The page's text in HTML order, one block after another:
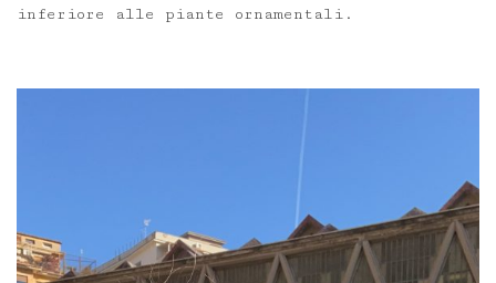
inferiore alle piante ornamentali.